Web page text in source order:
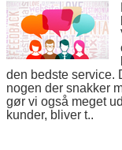
den bedste service.
nogen der snakker
gør vi også meget
kunder, bliver t..